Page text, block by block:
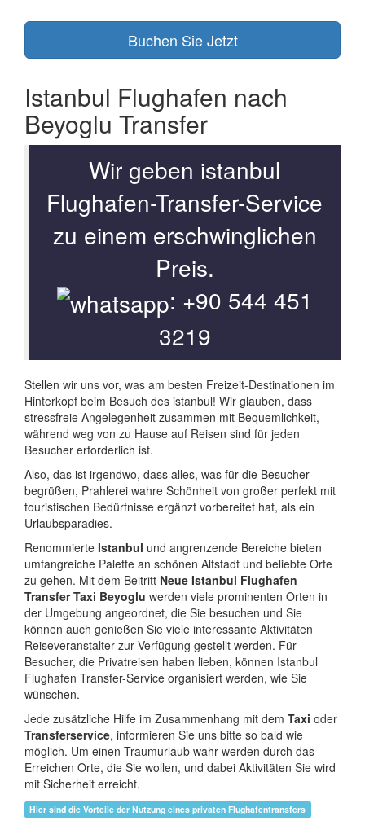
Istanbul Flughafen nach
Beyoglu Transfer
Wir geben istanbul
Flughafen-Transfer-Service
zu einem erschwinglichen
Preis.
: +90 544 451
3219
Stellen wir uns vor, was am besten Freizeit-Destinationen im
Hinterkopf beim Besuch des istanbul! Wir glauben, dass
stressfreie Angelegenheit zusammen mit Bequemlichkeit,
während weg von zu Hause auf Reisen sind für jeden
Besucher erforderlich ist.
Also, das ist irgendwo, dass alles, was für die Besucher
begrüßen, Prahlerei wahre Schönheit von großer perfekt mit
touristischen Bedürfnisse ergänzt vorbereitet hat, als ein
Urlaubsparadies.
Renommierte Istanbul und angrenzende Bereiche bieten
umfangreiche Palette an schönen Altstadt und beliebte Orte
zu gehen. Mit dem Beitritt Neue Istanbul Flughafen
Transfer Taxi Beyoglu werden viele prominenten Orten in
der Umgebung angeordnet, die Sie besuchen und Sie
können auch genießen Sie viele interessante Aktivitäten
Reiseveranstalter zur Verfügung gestellt werden. Für
Besucher, die Privatreisen haben lieben, können Istanbul
Flughafen Transfer-Service organisiert werden, wie Sie
wünschen.
Jede zusätzliche Hilfe im Zusammenhang mit dem Taxi oder
Transferservice, informieren Sie uns bitte so bald wie
möglich. Um einen Traumurlaub wahr werden durch das
Erreichen Orte, die Sie wollen, und dabei Aktivitäten Sie wird
mit Sicherheit erreicht.
Hier sind die Vorteile der Nutzung eines privaten Flughafentransfers